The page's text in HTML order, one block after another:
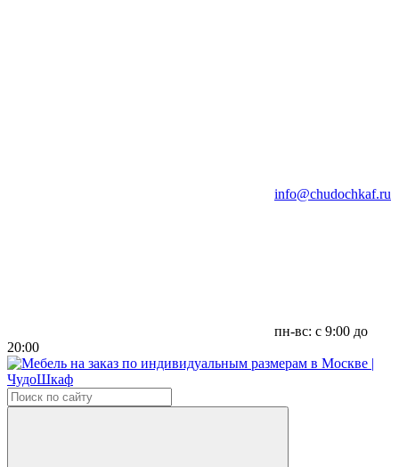
info@chudochkaf.ru
пн-вс: с 9:00 до
20:00